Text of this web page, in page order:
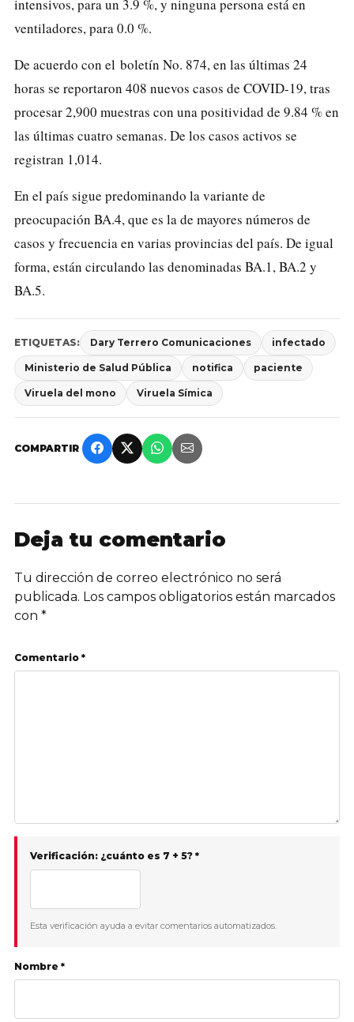
intensivos, para un 3.9 %, y ninguna persona está en
ventiladores, para 0.0 %.
De acuerdo con el boletín No. 874, en las últimas 24
horas se reportaron 408 nuevos casos de COVID-19, tras
procesar 2,900 muestras con una positividad de 9.84 % en
las últimas cuatro semanas. De los casos activos se
registran 1,014.
En el país sigue predominando la variante de
preocupación BA.4, que es la de mayores números de
casos y frecuencia en varias provincias del país. De igual
forma, están circulando las denominadas BA.1, BA.2 y
BA.5.
ETIQUETAS: Dary Terrero Comunicaciones infectado
Ministerio de Salud Pública notifica paciente
Viruela del mono Viruela Símica
COMPARTIR
Deja tu comentario
Tu dirección de correo electrónico no será
publicada. Los campos obligatorios están marcados
con *
Comentario *
Verificación: ¿cuánto es 7 + 5? *
Esta verificación ayuda a evitar comentarios automatizados.
Nombre *